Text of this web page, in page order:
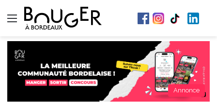
Menu
Annonce